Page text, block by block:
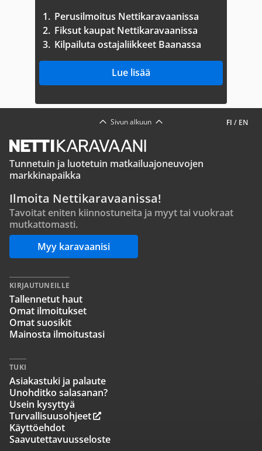
1. Perusilmoitus Nettikaravaanissa
2. Fiksut kaupat Nettikaravaanissa
3. Kilpailuta ostajaliikkeet Baanassa
Lue lisää
FI / EN
Sivun alkuun
Tunnetuin ja luotetuin matkailuajoneuvojen
markkinapaikka
Ilmoita Nettikaravaanissa!
Tavoitat eniten kiinnostuneita ja myyt tai vuokraat
mutkattomasti.
Myy karavaanisi
KIRJAUTUNEILLE
Tallennetut haut
Omat ilmoitukset
Omat suosikit
Mainosta ilmoitustasi
TUKI
Asiakastuki ja palaute
Unohditko salasanan?
Usein kysyttyä
Turvallisuusohjeet
Käyttöehdot
Saavutettavuusseloste